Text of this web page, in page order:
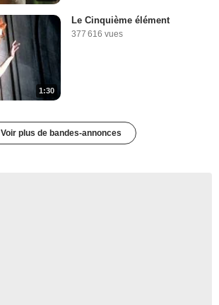
1:30
Le Cinquième élément
377 616 vues
Voir plus de bandes-annonces